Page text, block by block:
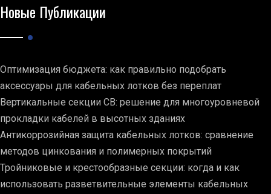
Новые Публикации
Оптимизация бюджета: как правильно подобрать
аксессуары для кабельных лотков без переплат
Вертикальные секции СВ: решение для многоуровневой
прокладки кабелей в высотных зданиях
Антикоррозийная защита кабельных лотков: сравнение
методов цинкования и полимерных покрытий
Тройниковые и крестообразные секции: когда и как
использовать разветвительные элементы кабельных